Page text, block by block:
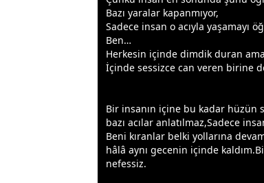
Bazı yaralar kapanmıyor,
Sadece insan o acıyla yaşamayı
Ben…
Herkesin içinde dimdik duran ama
İçinde sessizce can veren birine
Bir insanın içine bu kadar hüzün
bazı acılar anlatılmaz,Sadece
Beni kıranlar belki yollarına
hâlâ aynı gecenin içinde
nefessiz.